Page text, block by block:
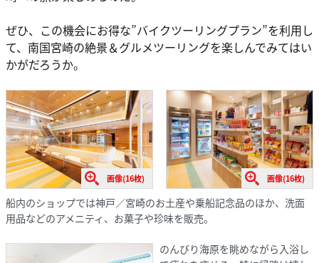
ぜひ、この機会にお得な”バイクツーリングプラン”を利用し
て、南国宮崎の絶景＆グルメツーリングを楽しんでみてはい
かがだろうか。
画像(16枚) 画像(16枚)
船内のショップでは神戸／宮崎のお土産や乗船記念品のほか、洗面
用品などのアメニティ、お菓子や珍味を販売。
のんびり海原を眺めながら入浴し